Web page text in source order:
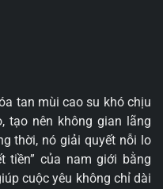
tan mùi cao su khó chịu
tạo nên không gian lãng
thời, nó giải quyết nỗi lo
tiền” của nam giới bằng
cuộc yêu không chỉ dài